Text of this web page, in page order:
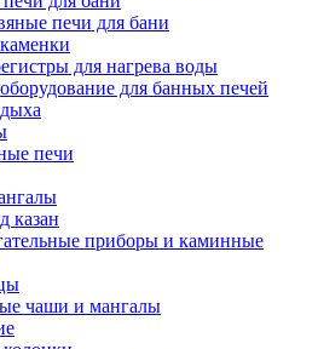
печи для бани
для нагрева воды
для банных печей
печи
казан
приборы и каминные
чаши и мангалы